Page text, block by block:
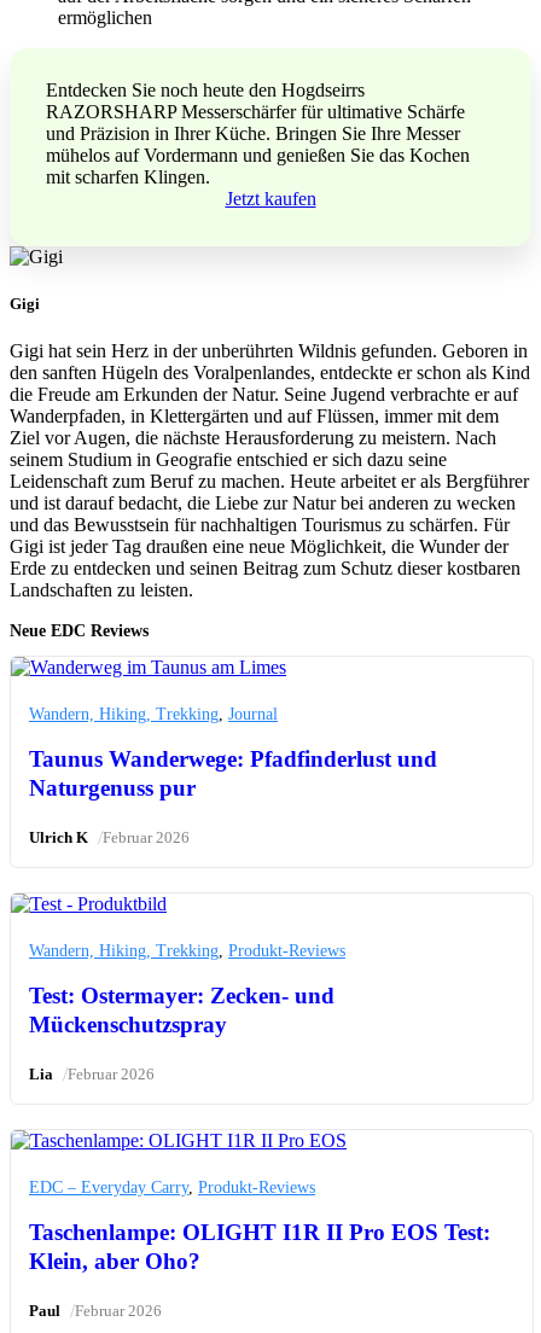
ermöglichen
Entdecken Sie noch heute den Hogdseirrs
RAZORSHARP Messerschärfer für ultimative Schärfe
und Präzision in Ihrer Küche. Bringen Sie Ihre Messer
mühelos auf Vordermann und genießen Sie das Kochen
mit scharfen Klingen.
Jetzt kaufen
Gigi
Gigi hat sein Herz in der unberührten Wildnis gefunden. Geboren in
den sanften Hügeln des Voralpenlandes, entdeckte er schon als Kind
die Freude am Erkunden der Natur. Seine Jugend verbrachte er auf
Wanderpfaden, in Klettergärten und auf Flüssen, immer mit dem
Ziel vor Augen, die nächste Herausforderung zu meistern. Nach
seinem Studium in Geografie entschied er sich dazu seine
Leidenschaft zum Beruf zu machen. Heute arbeitet er als Bergführer
und ist darauf bedacht, die Liebe zur Natur bei anderen zu wecken
und das Bewusstsein für nachhaltigen Tourismus zu schärfen. Für
Gigi ist jeder Tag draußen eine neue Möglichkeit, die Wunder der
Erde zu entdecken und seinen Beitrag zum Schutz dieser kostbaren
Landschaften zu leisten.
Neue EDC Reviews
Wandern, Hiking, Trekking Journal
Taunus Wanderwege: Pfadfinderlust und
Naturgenuss pur
Ulrich K /Februar 2026
Wandern, Hiking, Trekking Produkt-Reviews
Test: Ostermayer: Zecken- und
Mückenschutzspray
Lia /Februar 2026
EDC – Everyday Carry, Produkt-Reviews
Taschenlampe: OLIGHT I1R II Pro EOS Test:
Klein, aber Oho?
Paul /Februar 2026